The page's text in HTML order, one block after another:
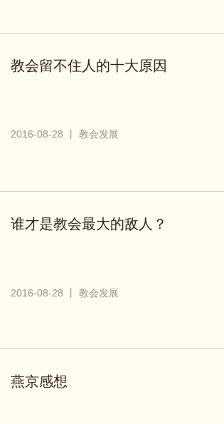
教会留不住人的十大原因
2016-08-28 丨 教会发展
谁才是教会最大的敌人？
2016-08-28 丨 教会发展
燕京感想